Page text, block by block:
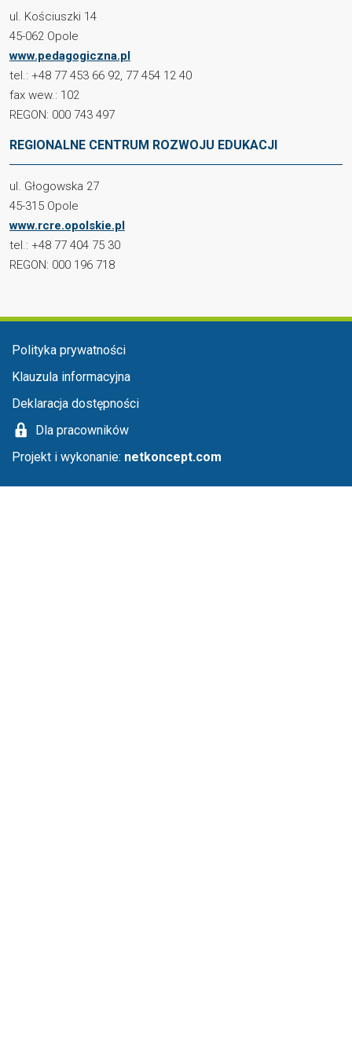
ul. Kościuszki 14
45-062 Opole
www.pedagogiczna.pl
tel.: +48 77 453 66 92, 77 454 12 40
fax wew.: 102
REGON: 000 743 497
REGIONALNE CENTRUM ROZWOJU EDUKACJI
ul. Głogowska 27
45-315 Opole
www.rcre.opolskie.pl
tel.: +48 77 404 75 30
REGON: 000 196 718
Menu stopka
Polityka prywatności
Klauzula informacyjna
Deklaracja dostępności
Dla pracowników
Projekt i wykonanie: netkoncept.com